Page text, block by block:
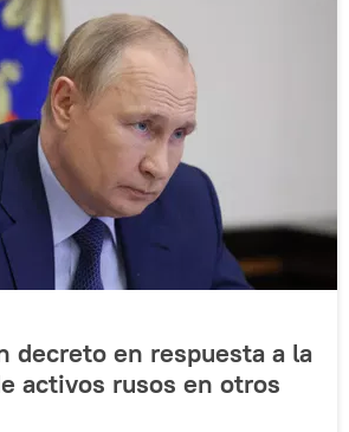
decreto en respuesta a la
activos rusos en otros